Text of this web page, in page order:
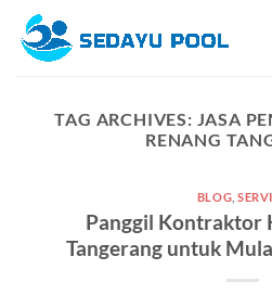
content
TAG ARCHIVES: JASA
RENANG
BLOG ,
Panggil Kontraktor
Tangerang untuk